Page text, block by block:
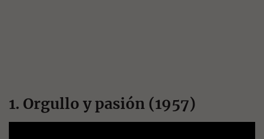
1. Orgullo y pasión (1957)